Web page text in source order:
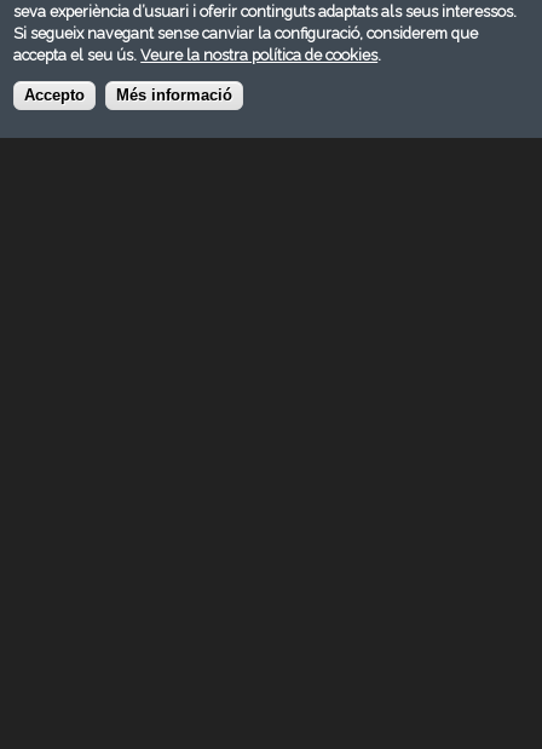
seva experiència d’usuari i oferir continguts adaptats als seus interessos.
Si segueix navegant sense canviar la configuració, considerem que
accepta el seu ús.Veure la nostra política de cookies.
Accepto Més informació